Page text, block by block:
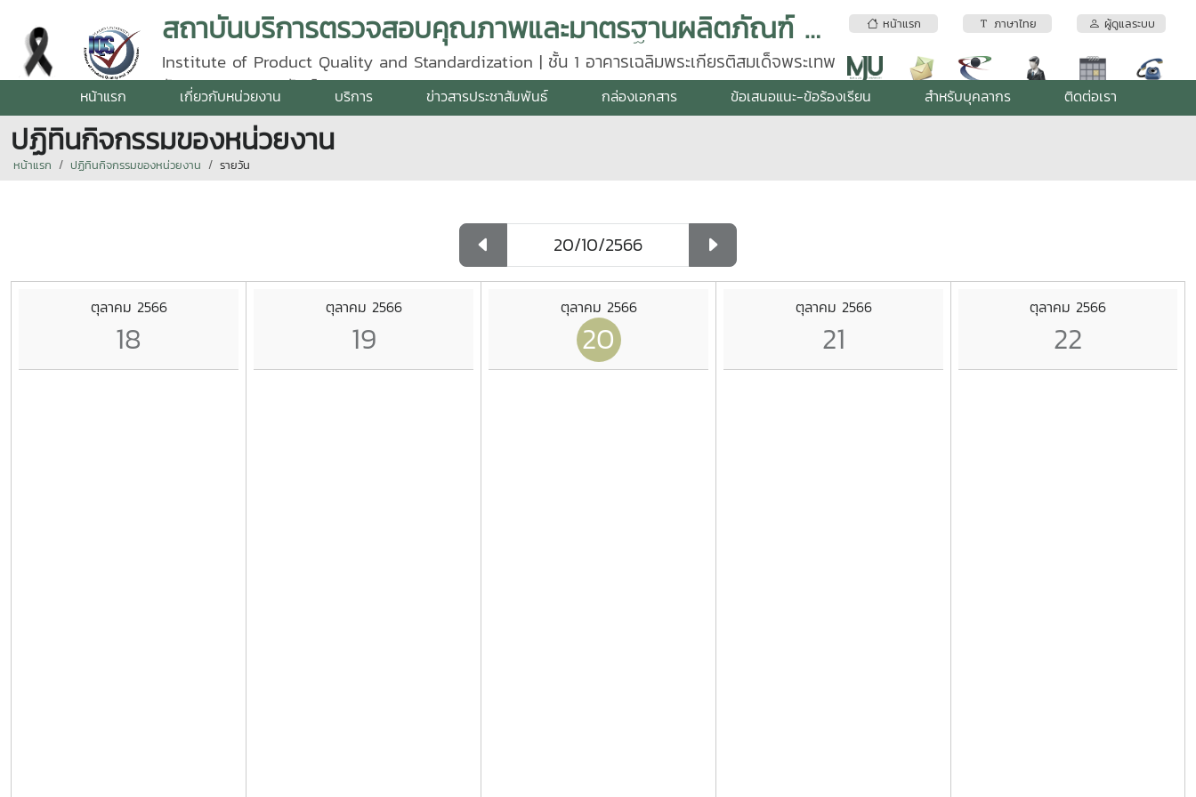
หน้าแรก ภาษาไทย ผู้ดูแลระบบ
สถาบันบริการตรวจสอบคุณภาพและมาตรฐานผลิตภัณฑ์ มหาวิทยาลัยแม่โจ้
Institute of Product Quality and Standardization | ชั้น 1 อาคารเฉลิมพระเกียรติสมเด็จพระเทพ
รัตนราชสุดา | โทรศัพท์ 0 5387 5640
หน้าแรก เกี่ยวกับหน่วยงาน บริการ ข่าวสารประชาสัมพันธ์ กล่องเอกสาร ข้อเสนอแนะ-ข้อร้องเรียน สำหรับบุคลากร ติดต่อเรา
ปฏิทินกิจกรรมของหน่วยงาน
หน้าแรก ปฏิทินกิจกรรมของหน่วยงาน รายวัน
ตุลาคม 2566
18
ตุลาคม 2566
19
ตุลาคม 2566
20
ตุลาคม 2566
21
ตุลาคม 2566
22